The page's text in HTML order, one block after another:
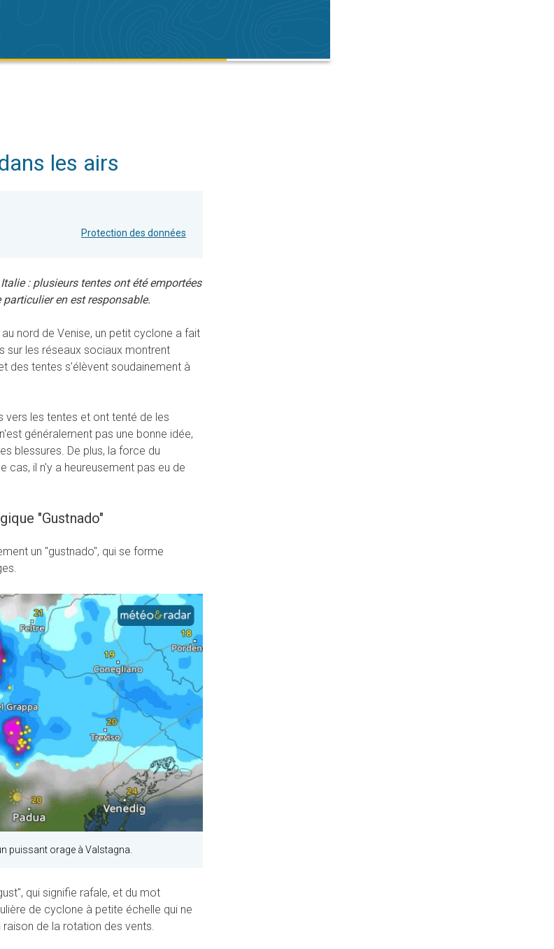
les airs
Protection des données
: plusieurs tentes ont été emportées
en est responsable.
au nord de Venise, un petit cyclone a fait
sur les réseaux sociaux montrent
des tentes s'élèvent soudainement à
vers les tentes et ont tenté de les
généralement pas une bonne idée,
blessures. De plus, la force du
cas, il n'y a heureusement pas eu de
"Gustnado"
un "gustnado", qui se forme
puissant orage à Valstagna.
qui signifie rafale, et du mot
de cyclone à petite échelle qui ne
de la rotation des vents.